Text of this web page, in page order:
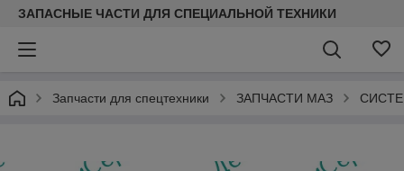
ЗАПАСНЫЕ ЧАСТИ ДЛЯ СПЕЦИАЛЬНОЙ ТЕХНИКИ
Запчасти для спецтехники ЗАПЧАСТИ МАЗ